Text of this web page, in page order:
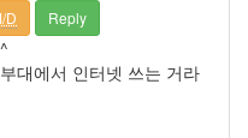
D Reply
대에서 인터넷 쓰는 거라